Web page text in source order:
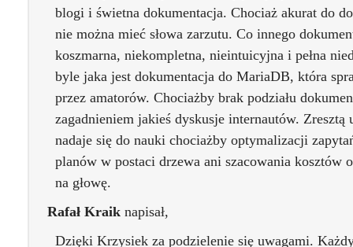
blogi i świetna dokumentacja. Chociaż akurat do
nie można mieć słowa zarzutu. Co innego
koszmarna, niekompletna, nieintuicyjna i pełna
byle jaka jest dokumentacja do MariaDB, która
przez amatorów. Chociażby brak podziału
zagadnieniem jakieś dyskusje internautów.
nadaje się do nauki chociażby optymalizacji
planów w postaci drzewa ani szacowania
na głowę.
Rafał Kraik napisał,
Dzięki Krzysiek za podzielenie się uwagami.